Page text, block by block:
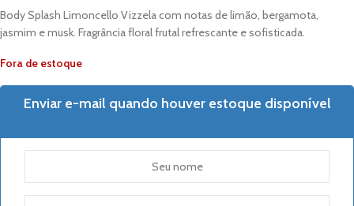
Body Splash Limoncello Vizzela com notas de limão, bergamota,
jasmim e musk. Fragrância floral frutal refrescante e sofisticada.
Fora de estoque
Enviar e-mail quando houver estoque disponível